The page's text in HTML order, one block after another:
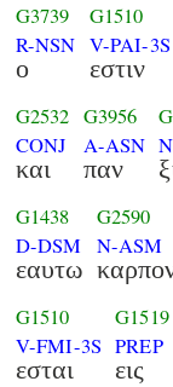
G3739
R-NSN
ο
G1510
V-PAI-3S
εστιν
G2532
CONJ
και
G3956
A-ASN
παν
G1438
D-DSM
εαυτω
G2590
N-ASM
G1510
V-FMI-3S
εσται
G1519
PREP
εις